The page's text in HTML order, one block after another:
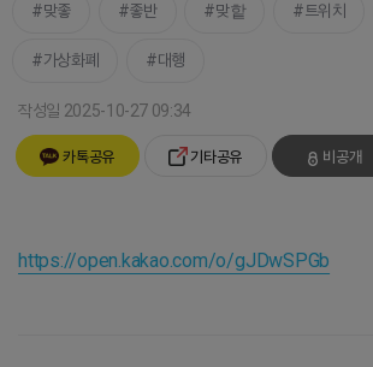
맞좋 좋반 맞핱 트위치
가상화폐 대행
작성일 2025-10-27 09:34
카톡공유 기타공유 비공개
https://open.kakao.com/o/gJDwSPGb